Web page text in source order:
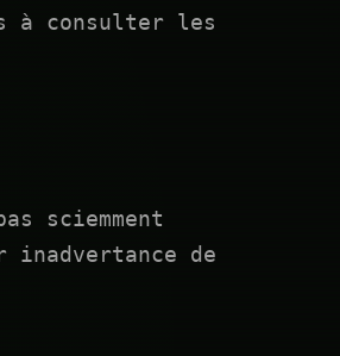
à consulter les
sciemment
inadvertance de